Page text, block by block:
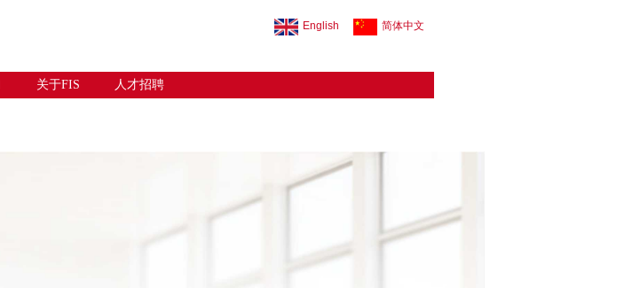
English 简体中文
关于FIS 人才招聘